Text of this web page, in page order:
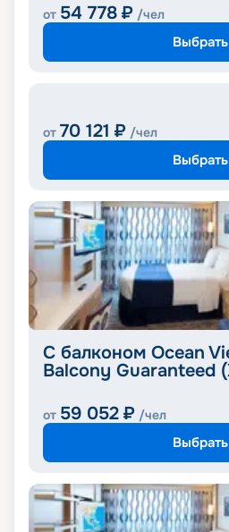
от 54 778 ₽ /чел
Выбрать
от 70 121 ₽ /чел
Выбрать
С балконом Ocean
Balcony Guaranteed
от 59 052 ₽ /чел
Выбрать